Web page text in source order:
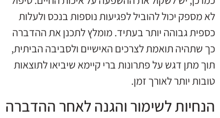
לא מספק יכול להוביל לפגיעות נוספות בנכס ולעלות
כספית גבוהה יותר בעתיד. מומלץ לתכנן את ההדברה
כך שתהיה תואמת לצרכים האישיים ולסביבה הביתית,
תוך מתן דגש על פתרונות ברי קיימא שיביאו לתוצאות
טובות יותר לאורך זמן.
הנחיות לשימור והגנה לאחר ההדברה